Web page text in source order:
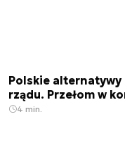
Polskie
rządu. Przełom w
4 min.